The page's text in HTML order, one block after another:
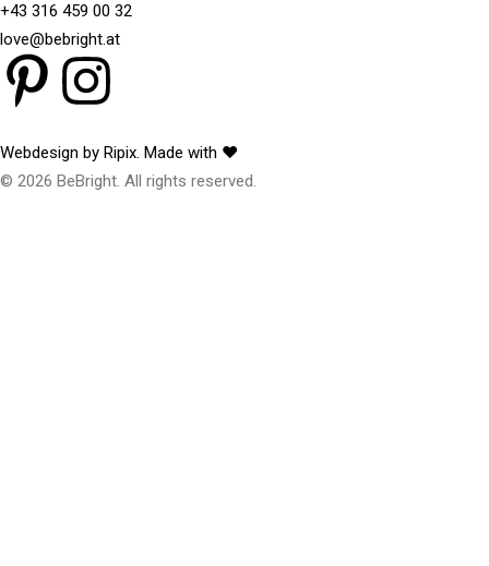
+43 316 459 00 32
love@bebright.at
Webdesign by Ripix. Made with ♥
© 2026 BeBright. All rights reserved.